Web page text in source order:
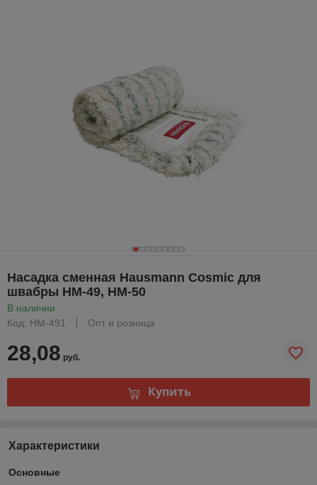
Насадка сменная Hausmann Cosmic для
швабры HM-49, HM-50
В наличии
Код: HM-491
Опт и розница
28,08 руб.
Купить
Характеристики
Основные